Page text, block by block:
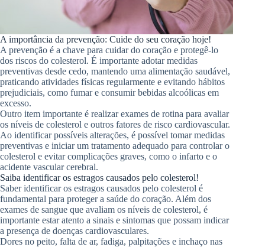
A importância da prevenção: Cuide do seu coração hoje!
A prevenção é a chave para cuidar do coração e protegê-lo
dos riscos do colesterol. É importante adotar medidas
preventivas desde cedo, mantendo uma alimentação saudável,
praticando atividades físicas regularmente e evitando hábitos
prejudiciais, como fumar e consumir bebidas alcoólicas em
excesso.
Outro item importante é realizar exames de rotina para avaliar
os níveis de colesterol e outros fatores de risco cardiovascular.
Ao identificar possíveis alterações, é possível tomar medidas
preventivas e iniciar um tratamento adequado para controlar o
colesterol e evitar complicações graves, como o infarto e o
acidente vascular cerebral.
Saiba identificar os estragos causados pelo colesterol!
Saber identificar os estragos causados pelo colesterol é
fundamental para proteger a saúde do coração. Além dos
exames de sangue que avaliam os níveis de colesterol, é
importante estar atento a sinais e sintomas que possam indicar
a presença de doenças cardiovasculares.
Dores no peito, falta de ar, fadiga, palpitações e inchaço nas